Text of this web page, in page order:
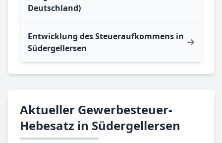
Deutschland)
Entwicklung des Steueraufkommens in
Südergellersen
Aktueller Gewerbesteuer-
Hebesatz in Südergellersen